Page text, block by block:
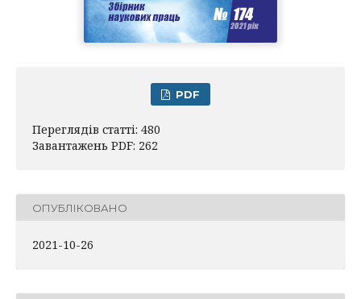
PDF
Переглядів статті: 480
Завантажень PDF: 262
ОПУБЛІКОВАНО
2021-10-26